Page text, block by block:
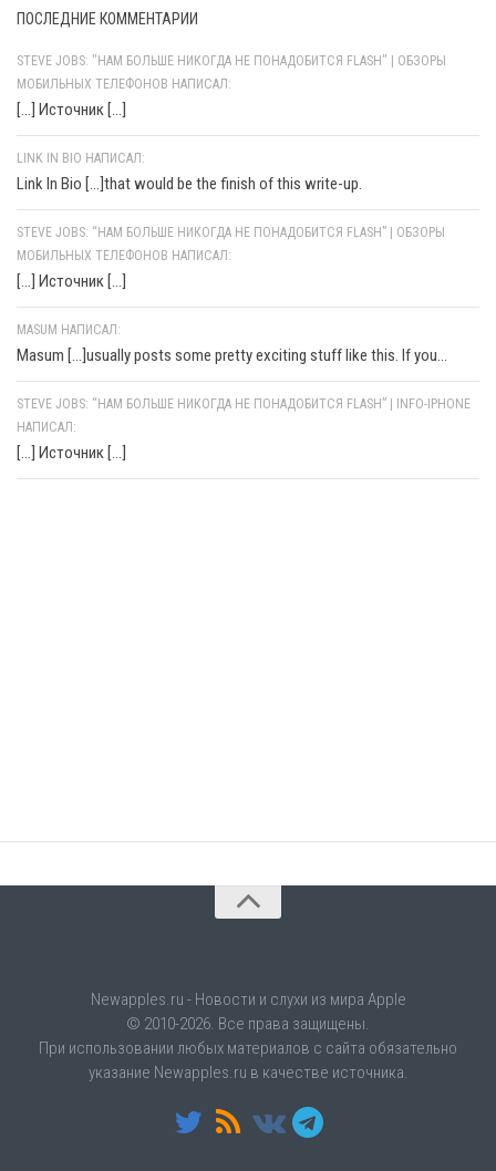
ПОСЛЕДНИЕ КОММЕНТАРИИ
STEVE JOBS: "НАМ БОЛЬШЕ НИКОГДА НЕ ПОНАДОБИТСЯ FLASH" | ОБЗОРЫ
МОБИЛЬНЫХ ТЕЛЕФОНОВ НАПИСАЛ:
[…] Источник […]
LINK IN BIO НАПИСАЛ:
Link In Bio [...]that would be the finish of this write-up.
STEVE JOBS: “НАМ БОЛЬШЕ НИКОГДА НЕ ПОНАДОБИТСЯ FLASH” | ОБЗОРЫ
МОБИЛЬНЫХ ТЕЛЕФОНОВ НАПИСАЛ:
[…] Источник […]
MASUM НАПИСАЛ:
Masum [...]usually posts some pretty exciting stuff like this. If you...
STEVE JOBS: “НАМ БОЛЬШЕ НИКОГДА НЕ ПОНАДОБИТСЯ FLASH” | INFO-IPHONE
НАПИСАЛ:
[…] Источник […]
Newapples.ru - Новости и слухи из мира Apple
© 2010-2026. Все права защищены.
При использовании любых материалов с сайта обязательно
указание Newapples.ru в качестве источника.